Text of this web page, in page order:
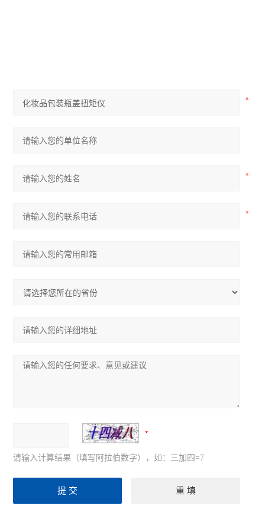
请输入计算结果（填写阿拉伯数字），如：三加四=7